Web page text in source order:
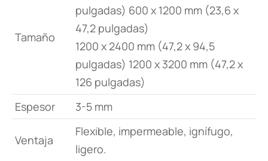
Tamaño
pulgadas) 600 x 1200 mm (23,6 x
47,2 pulgadas)
1200 x 2400 mm (47,2 x 94,5
pulgadas) 1200 x 3200 mm (47,2 x
126 pulgadas)
Espesor
3-5 mm
Ventaja
Flexible, impermeable, ignífugo,
ligero.